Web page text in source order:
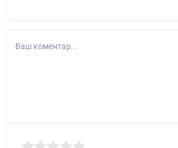
Ваш коментар...